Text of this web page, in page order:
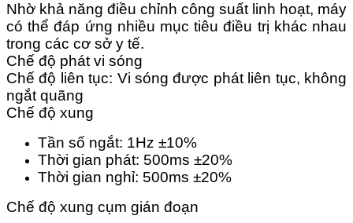
Nhờ khả năng điều chỉnh công suất linh hoạt, máy
có thể đáp ứng nhiều mục tiêu điều trị khác nhau
trong các cơ sở y tế.
Chế độ phát vi sóng
Chế độ liên tục: Vi sóng được phát liên tục, không
ngắt quãng
Chế độ xung
Tần số ngắt: 1Hz ±10%
Thời gian phát: 500ms ±20%
Thời gian nghỉ: 500ms ±20%
Chế độ xung cụm gián đoạn